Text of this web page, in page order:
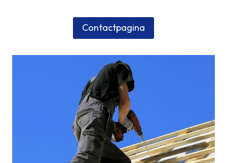
Contactpagina